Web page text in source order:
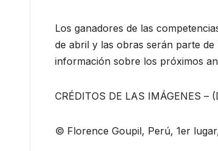
Los ganadores de las
de abril y las obras serán parte
información sobre los próximos
CRÉDITOS DE LAS IMÁGENES –
© Florence Goupil, Perú, 1er